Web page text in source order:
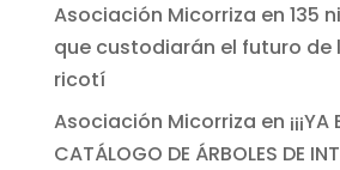
Asociación Micorriza en 135
que custodiarán el futuro de
ricotí
Asociación Micorriza en
CATÁLOGO DE ÁRBOLES DE